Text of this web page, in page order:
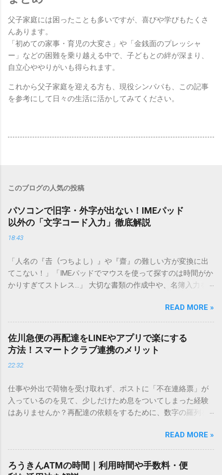
父子家庭には困ったことも多いですが、喜びや学びもたくさ
んあります。
「初めての家事・育児の大変さ」や「金銭面のプレッシャ
ー」などの困難を乗り越える中で、子どもとの絆が深まり、
自立心ややりがいも得られます。
これから父子家庭を迎える方も、現役シンパパも、この記事
を参考にして日々の生活に活かしてみてください。
このブログの人気の投稿
パソコンで旧字・外字が出ない！IMEパッド
以外の「文字コード入力」徹底解説
18:43
「人名の『𠮷（つちよし）』や『齋』の難しい方が変換に出
てこない！」「IMEパッドでマウスを使って探すのは時間がか
かりすぎてストレス…」 大切な書類の作成中や、名簿入力を
てしまいますよね。多くの人が「IMEパッド（手書き入力）」
を使いますが、実はマウスで一画ずつ書くのは非効率です
し、似た漢字が多すぎて結局見つからないことも少なくあり
ません。 そこで今回は、IMEパッドを使わずに、特定のコー
ドを打ち込むだけで一瞬で旧字や外字、特殊記号を呼び出す
「文字コード入力」のテクニックを詳しく解説します。 この
必要はありません。 1. なぜ「変換」しても旧字・外字が出て
こないのか？ そもそも、なぜ普通の変換で出てこない漢字が
あるのでしょうか。その理由は、パソコンが文字を認識する
は、JIS規格（日本産業規格）によって「第1水準」「第2水
準」といった形で整理されています。しかし、人名や地名に
使われる非常に古い漢字（旧字）や、特定の組織だけで作ら
READ MORE »
佐川急便の再配達をLINEやアプリで楽にする
方法！スマートクラブ連携のメリット
22:32
仕事や外出で荷物を受け取れず、ポストに「不在連絡票」が
入っているのを見て、少しだけため息をついてしまった経験
はありませんか？再配達の依頼をするために、数字の羅列を
ことに申し訳なさを感じたりすることもあるかもしれませ
ん。 「もっとスムーズに、自分のタイミングで受け取りた
い」 「わざわざ電話をかけずに、スマホ一つで完結させた
い」 そんな願いを叶えてくれるのが、佐川急便の会員制サー
READ MORE »
ろうきんATMの時間｜利用時間や手数料・便